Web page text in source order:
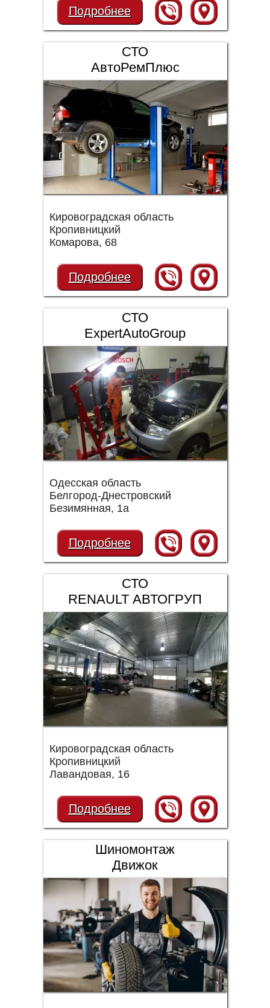
Подробнее
СТО
АвтоРемПлюс
Кировоградская область
Кропивницкий
Комарова, 68
Подробнее
СТО
ExpertAutoGroup
Одесская область
Белгород-Днестровский
Безимянная, 1а
Подробнее
СТО
RENAULT АВТОГРУП
Кировоградская область
Кропивницкий
Лавандовая, 16
Подробнее
Шиномонтаж
Движок